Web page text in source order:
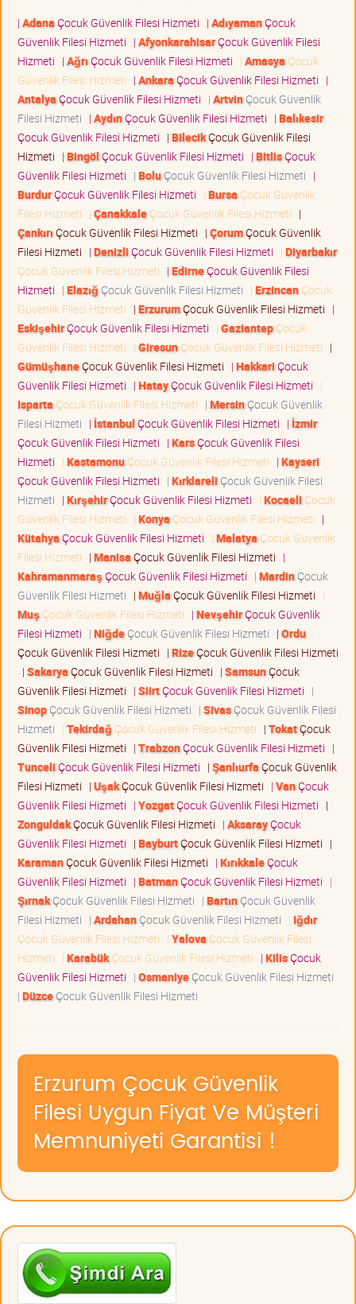
| AdanaÇocuk Güvenlik Filesi Hizmeti | AdıyamanÇocuk
Güvenlik Filesi Hizmeti | AfyonkarahisarÇocuk Güvenlik Filesi
Hizmeti | AğrıÇocuk Güvenlik Filesi Hizmeti | Amasya Çocuk
Güvenlik Filesi Hizmeti | AnkaraÇocuk Güvenlik Filesi Hizmeti |
AntalyaÇocuk Güvenlik Filesi Hizmeti | ArtvinÇocuk Güvenlik
Filesi Hizmeti | AydınÇocuk Güvenlik Filesi Hizmeti | Balıkesir
Çocuk Güvenlik Filesi Hizmeti | BilecikÇocuk Güvenlik Filesi
Hizmeti | BingölÇocuk Güvenlik Filesi Hizmeti | BitlisÇocuk
Güvenlik Filesi Hizmeti | BoluÇocuk Güvenlik Filesi Hizmeti |
BurdurÇocuk Güvenlik Filesi Hizmeti | Bursa Çocuk Güvenlik
Filesi Hizmeti | ÇanakkaleÇocuk Güvenlik Filesi Hizmeti |
ÇankırıÇocuk Güvenlik Filesi Hizmeti | ÇorumÇocuk Güvenlik
Filesi Hizmeti | DenizliÇocuk Güvenlik Filesi Hizmeti | Diyarbakır
Çocuk Güvenlik Filesi Hizmeti | EdirneÇocuk Güvenlik Filesi
Hizmeti | Elazığ Çocuk Güvenlik Filesi Hizmeti | ErzincanÇocuk
Güvenlik Filesi Hizmeti | ErzurumÇocuk Güvenlik Filesi Hizmeti |
EskişehirÇocuk Güvenlik Filesi Hizmeti | GaziantepÇocuk
Güvenlik Filesi Hizmeti | GiresunÇocuk Güvenlik Filesi Hizmeti |
GümüşhaneÇocuk Güvenlik Filesi Hizmeti | HakkariÇocuk
Güvenlik Filesi Hizmeti | HatayÇocuk Güvenlik Filesi Hizmeti |
Isparta Çocuk Güvenlik Filesi Hizmeti | MersinÇocuk Güvenlik
Filesi Hizmeti | İstanbulÇocuk Güvenlik Filesi Hizmeti | İzmir
Çocuk Güvenlik Filesi Hizmeti | KarsÇocuk Güvenlik Filesi
Hizmeti | KastamonuÇocuk Güvenlik Filesi Hizmeti | Kayseri
Çocuk Güvenlik Filesi Hizmeti | Kırklareli Çocuk Güvenlik Filesi
Hizmeti | KırşehirÇocuk Güvenlik Filesi Hizmeti | Kocaeli Çocuk
Güvenlik Filesi Hizmeti | Konya Çocuk Güvenlik Filesi Hizmeti |
KütahyaÇocuk Güvenlik Filesi Hizmeti | Malatya Çocuk Güvenlik
Filesi Hizmeti | ManisaÇocuk Güvenlik Filesi Hizmeti |
KahramanmaraşÇocuk Güvenlik Filesi Hizmeti | MardinÇocuk
Güvenlik Filesi Hizmeti | MuğlaÇocuk Güvenlik Filesi Hizmeti |
Muş Çocuk Güvenlik Filesi Hizmeti | NevşehirÇocuk Güvenlik
Filesi Hizmeti | NiğdeÇocuk Güvenlik Filesi Hizmeti | Ordu
Çocuk Güvenlik Filesi Hizmeti | RizeÇocuk Güvenlik Filesi Hizmeti
| SakaryaÇocuk Güvenlik Filesi Hizmeti | SamsunÇocuk
Güvenlik Filesi Hizmeti | SiirtÇocuk Güvenlik Filesi Hizmeti |
SinopÇocuk Güvenlik Filesi Hizmeti | SivasÇocuk Güvenlik Filesi
Hizmeti | Tekirdağ Çocuk Güvenlik Filesi Hizmeti | TokatÇocuk
Güvenlik Filesi Hizmeti | TrabzonÇocuk Güvenlik Filesi Hizmeti |
TunceliÇocuk Güvenlik Filesi Hizmeti | ŞanlıurfaÇocuk Güvenlik
Filesi Hizmeti | UşakÇocuk Güvenlik Filesi Hizmeti | VanÇocuk
Güvenlik Filesi Hizmeti | YozgatÇocuk Güvenlik Filesi Hizmeti |
ZonguldakÇocuk Güvenlik Filesi Hizmeti | AksarayÇocuk
Güvenlik Filesi Hizmeti | BayburtÇocuk Güvenlik Filesi Hizmeti |
KaramanÇocuk Güvenlik Filesi Hizmeti | KırıkkaleÇocuk
Güvenlik Filesi Hizmeti | BatmanÇocuk Güvenlik Filesi Hizmeti |
ŞırnakÇocuk Güvenlik Filesi Hizmeti | BartınÇocuk Güvenlik
Filesi Hizmeti | ArdahanÇocuk Güvenlik Filesi Hizmeti | Iğdır
Çocuk Güvenlik Filesi Hizmeti | Yalova Çocuk Güvenlik Filesi
Hizmeti | KarabükÇocuk Güvenlik Filesi Hizmeti | KilisÇocuk
Güvenlik Filesi Hizmeti | OsmaniyeÇocuk Güvenlik Filesi Hizmeti
| DüzceÇocuk Güvenlik Filesi Hizmeti
Erzurum Çocuk Güvenlik
Filesi Uygun Fiyat Ve Müşteri
Memnuniyeti Garantisi !